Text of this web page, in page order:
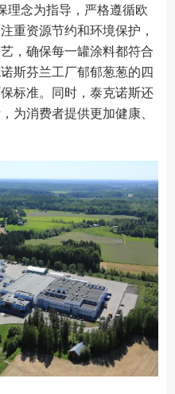
理念为指导，严格遵循欧
重资源节约和环境保护，
，确保每一罐涂料都符合
斯芬兰工厂郁郁葱葱的四
标准。同时，泰克诺斯还
为消费者提供更加健康、